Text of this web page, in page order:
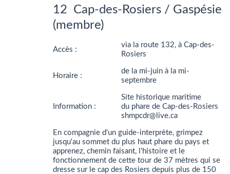
12 Cap-des-Rosiers / Gaspésie
(membre)
Accès :
via la route 132, à Cap-des-
Rosiers
Horaire :
de la mi-juin à la mi-
septembre
Information :
Site historique maritime
du phare de Cap-des-Rosiers
shmpcdr@live.ca
En compagnie d'un guide-interprète, grimpez
jusqu'au sommet du plus haut phare du pays et
apprenez, chemin faisant, l'histoire et le
fonctionnement de cette tour de 37 mètres qui se
dresse sur le cap des Rosiers depuis plus de 150